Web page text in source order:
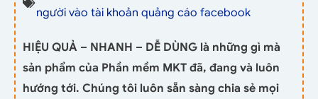
người vào tài khoản quảng cáo facebook
HIỆU QUẢ – NHANH – DỄ DÙNG là những gì mà
sản phẩm của Phần mềm MKT đã, đang và luôn
hướng tới. Chúng tôi luôn sẵn sàng chia sẻ mọi